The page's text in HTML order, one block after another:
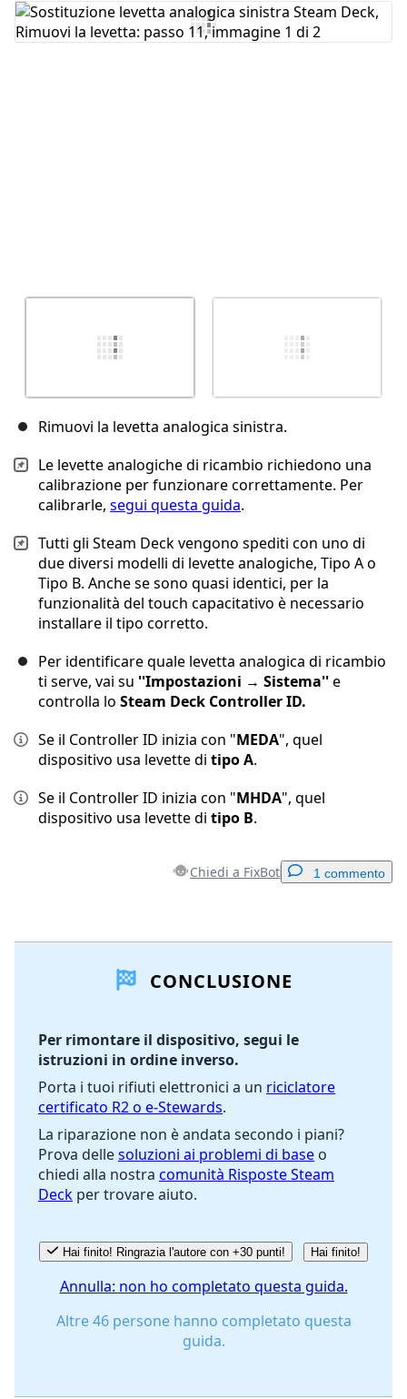
Aggiungi Commento
Rimuovi la levetta analogica sinistra.
Le levette analogiche di ricambio richiedono una
calibrazione per funzionare correttamente. Per
calibrarle, segui questa guida.
Tutti gli Steam Deck vengono spediti con uno di
due diversi modelli di levette analogiche, Tipo A o
Tipo B. Anche se sono quasi identici, per la
funzionalità del touch capacitativo è necessario
installare il tipo corretto.
Per identificare quale levetta analogica di ricambio
ti serve, vai su ''Impostazioni → Sistema''e
controlla lo Steam Deck Controller ID.
Se il Controller ID inizia con "MEDA", quel
dispositivo usa levette di tipo A.
Se il Controller ID inizia con "MHDA", quel
dispositivo usa levette di tipo B.
Chiedi a FixBot 1 commento
Aggiungi Commento
Annulla
CONCLUSIONE
Per rimontare il dispositivo, segui le
istruzioni in ordine inverso.
Porta i tuoi rifiuti elettronici a un riciclatore
certificato R2 o e-Stewards.
La riparazione non è andata secondo i piani?
Prova dellesoluzioni ai problemi di base o
chiedi alla nostra comunità Risposte Steam
Deck per trovare aiuto.
Hai finito! Ringrazia l'autore con +30 punti! Hai finito!
Annulla: non ho completato questa guida.
Altre 46 persone hanno completato questa
guida.